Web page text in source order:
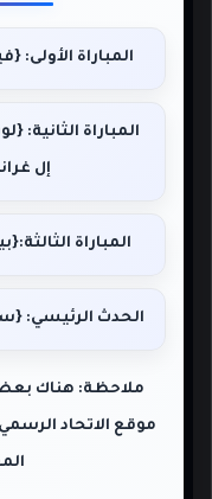
المباراة الأولى:
المباراة
إل
المباراة
الحدث الرئيسي:
ملاحظة: هناك
موقع الاتحاد